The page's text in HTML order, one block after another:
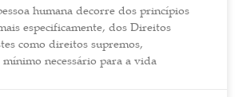
humana decorre dos princípios
especificamente, dos Direitos
como direitos supremos,
necessário para a vida